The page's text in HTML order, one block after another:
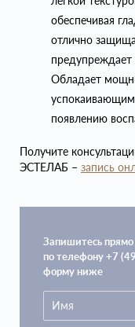
обеспечивая
отлично
Обладает
успокаивающим
появлению
Получите
ЭСТЕЛАБ – запись
Запишитесь прямо
по телефону +7
форму ниже